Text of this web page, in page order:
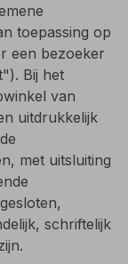
toepassing op
een bezoeker
Bij het
van
uitdrukkelijk
met uitsluiting
schriftelijk